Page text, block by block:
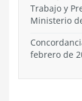
Trabajo y
Ministerio
febrero de